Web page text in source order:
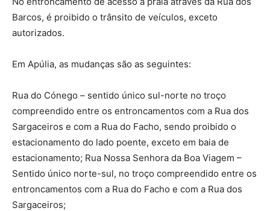
Barcos, é proibido o trânsito de veículos, exceto
autorizados.
Em Apúlia, as mudanças são as seguintes:
Rua do Cónego – sentido único sul-norte no troço
compreendido entre os entroncamentos com a Rua dos
Sargaceiros e com a Rua do Facho, sendo proibido o
estacionamento do lado poente, exceto em baia de
estacionamento; Rua Nossa Senhora da Boa Viagem –
Sentido único norte-sul, no troço compreendido entre os
entroncamentos com a Rua do Facho e com a Rua dos
Sargaceiros;